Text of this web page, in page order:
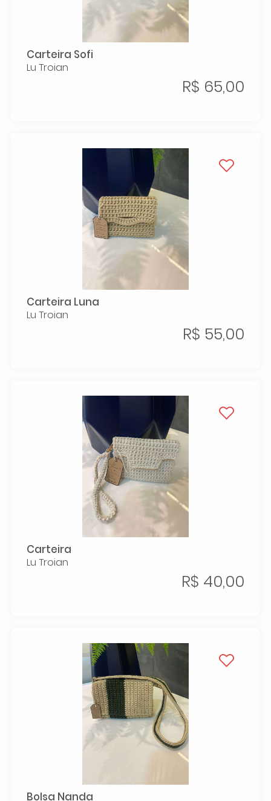
Carteira Sofi
Lu Troian
R$ 65,00
Carteira Luna
Lu Troian
R$ 55,00
Carteira
Lu Troian
R$ 40,00
Bolsa Nanda